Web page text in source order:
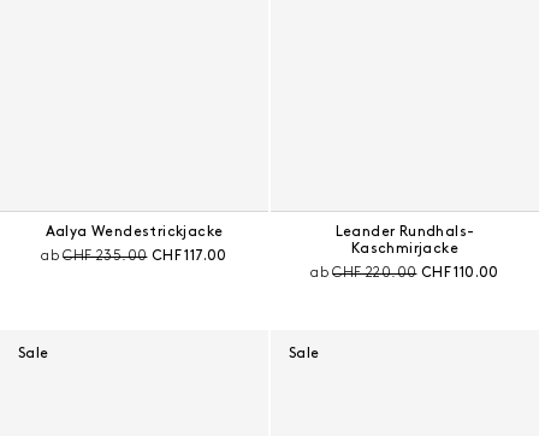
Aalya Wendestrickjacke
abPreis vor Rabatt:
CHF 235.00 Aktueller Preis:
CHF 117.00
Leander Rundhals-
Kaschmirjacke
abPreis vor Rabatt:
CHF 220.00 Aktueller Preis:
CHF 110.00
Sale Sale